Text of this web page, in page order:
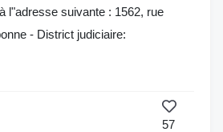
l"adresse suivante : 1562, rue
- District judiciaire:
57